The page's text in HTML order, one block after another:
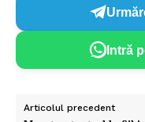
Intră
Articolul precedent